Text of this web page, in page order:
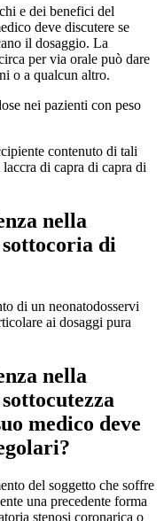
e dei benefici del
deve discutere se
il dosaggio. La
per via orale può dare
o a qualcun altro.
nei pazienti con peso
contenuto di tali
di capra di capra di
nella
di
di un neonatodosservi
ai dosaggi pura
nella
medico deve
del soggetto che soffre
una precedente forma
stenosi coronarica o